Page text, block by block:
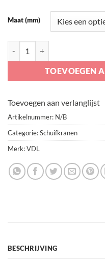
Maat (mm)
TOEVOEGEN
Toevoegen aan verlanglijst
Artikelnummer: N/B
Categorie:Schuifkranen
Merk:VDL
BESCHRIJVING